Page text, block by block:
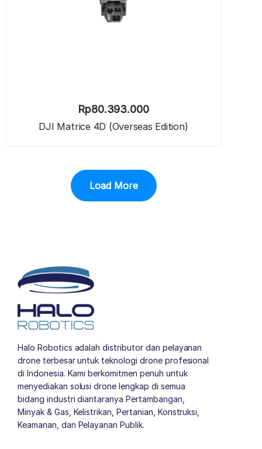
Rp80.393.000
DJI Matrice 4D (Overseas Edition)
Load More
Halo Robotics adalah distributor dan pelayanan
drone terbesar untuk teknologi drone profesional
di Indonesia. Kami berkomitmen penuh untuk
menyediakan solusi drone lengkap di semua
bidang industri diantaranya Pertambangan,
Minyak & Gas, Kelistrikan, Pertanian, Konstruksi,
Keamanan, dan Pelayanan Publik.